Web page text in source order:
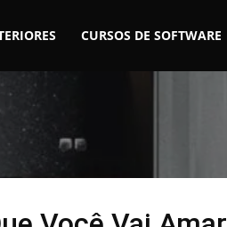
CURSOS DE SOFTWARE